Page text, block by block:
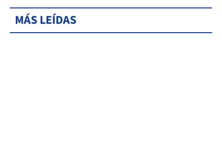
MÁS LEÍDAS